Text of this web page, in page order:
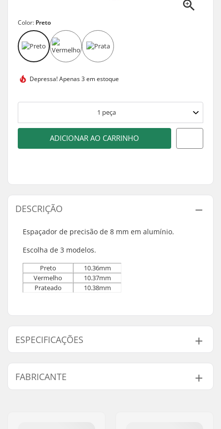
Color: Preto
Depressa!Apenas 3 em estoque
1 peça
ADICIONAR AO CARRINHO
DESCRIÇÃO
Espaçador de precisão de 8 mm em alumínio.
Escolha de 3 modelos.
Preto
10.36mm
Vermelho
10.37mm
Prateado
10.38mm
ESPECIFICAÇÕES
Precisão do
Rolamento:
Not included
Tipo de Rolamento:
Spacer
FABRICANTE